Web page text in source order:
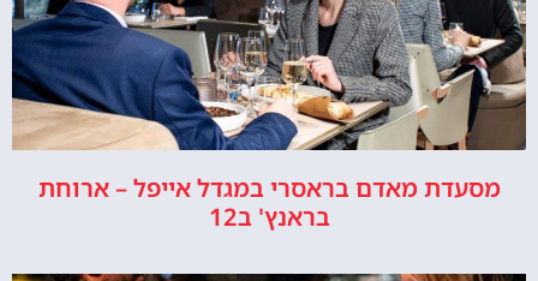
מסעדת מאדם בראסרי במגדל אייפל – ארוחת
בראנץ' ב12